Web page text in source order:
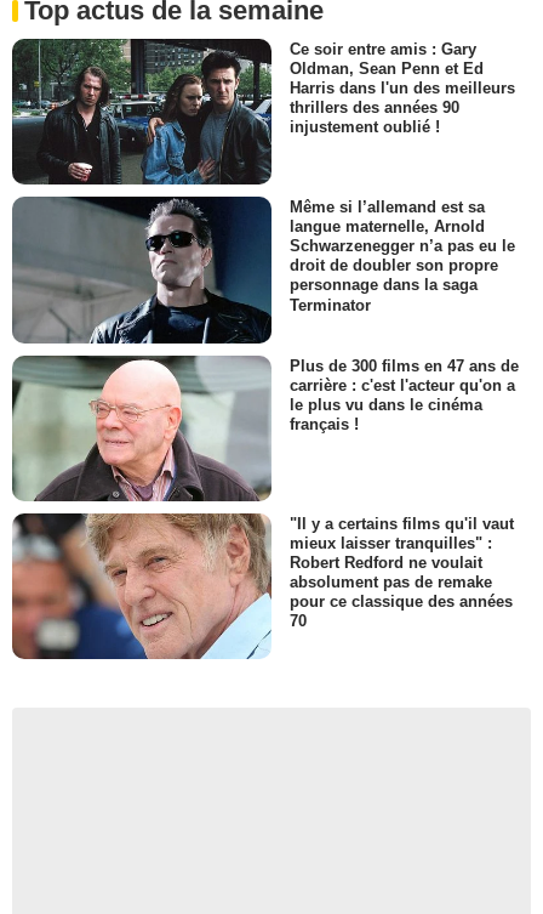
Top actus de la semaine
Ce soir entre amis : Gary
Oldman, Sean Penn et Ed
Harris dans l'un des meilleurs
thrillers des années 90
injustement oublié !
Même si l’allemand est sa
langue maternelle, Arnold
Schwarzenegger n’a pas eu le
droit de doubler son propre
personnage dans la saga
Terminator
Plus de 300 films en 47 ans de
carrière : c'est l'acteur qu'on a
le plus vu dans le cinéma
français !
"Il y a certains films qu'il vaut
mieux laisser tranquilles" :
Robert Redford ne voulait
absolument pas de remake
pour ce classique des années
70